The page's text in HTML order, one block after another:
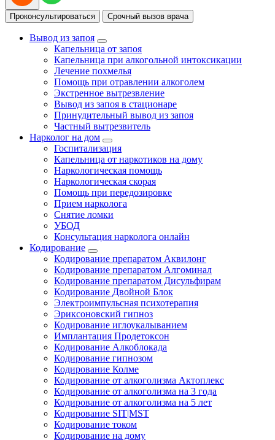
Проконсультироваться Срочный вызов врача
Вывод из запоя
Капельница от запоя
Капельница при алкогольной интоксикации
Лечение похмелья
Помощь при отравлении алкоголем
Экстренное вытрезвление
Вывод из запоя в стационаре
Принудительный вывод из запоя
Частный вытрезвитель
Нарколог на дом
Госпитализация
Капельница от наркотиков на дому
Наркологическая помощь
Наркологическая скорая
Помощь при передозировке
Прием нарколога
Снятие ломки
УБОД
Консультация нарколога онлайн
Кодирование
Кодирование препаратом Аквилонг
Кодирование препаратом Алгоминал
Кодирование препаратом Дисульфирам
Кодирование Двойной Блок
Электроимпульсная психотерапия
Эриксоновский гипноз
Кодирование иглоукалыванием
Имплантация Продетоксон
Кодирование Алкоблокада
Кодирование гипнозом
Кодирование Колме
Кодирование от алкоголизма Актоплекс
Кодирование от алкоголизма на 3 года
Кодирование от алкоголизма на 5 лет
Кодирование SIT|MST
Кодирование током
Кодирование на дому